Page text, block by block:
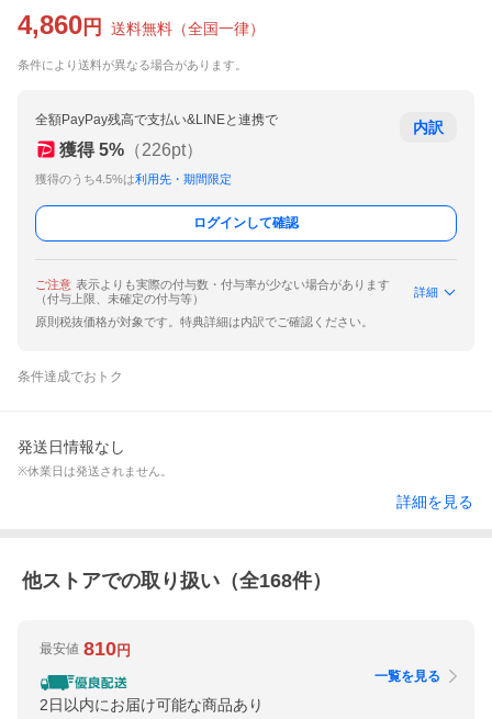
4,860 円 送料無料 （全国一律）
条件により送料が異なる場合があります。
全額PayPay残高で支払い&LINEと連携で
獲得 5% （226pt）
獲得のうち4.5%は利用先・期間限定
内訳
ログインして確認
ご注意 表示よりも実際の付与数・付与率が少ない場合があります
（付与上限、未確定の付与等）
詳細
原則税抜価格が対象です。特典詳細は内訳でご確認ください。
条件達成でおトク
発送日情報なし
※休業日は発送されません。
詳細を見る
他ストアでの取り扱い（全168件）
最安値 810円
2日以内にお届け可能な商品あり
一覧を見る